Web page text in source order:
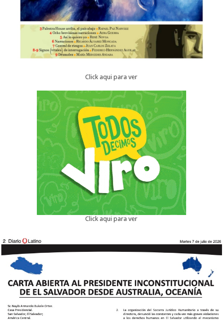
Click aqui para ver
Click aqui para ver